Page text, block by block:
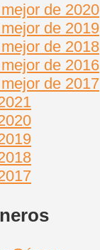
de 2020
de 2019
de 2018
de 2016
de 2017